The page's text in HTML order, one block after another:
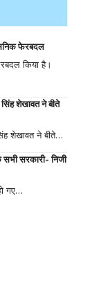
फेरबदल
किया है।
शेखावत ने बीते
शेखावत ने बीते…
सभी सरकारी- निजी
गए…